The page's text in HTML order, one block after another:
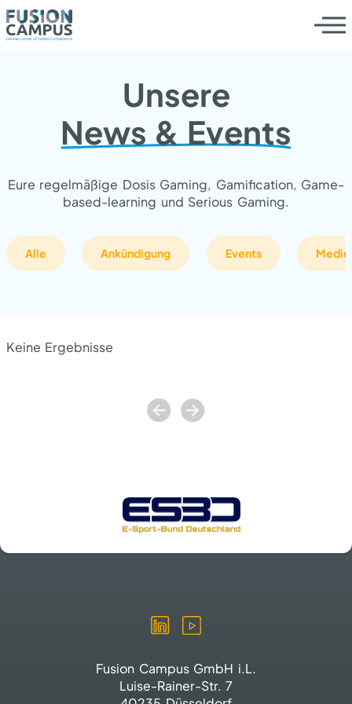
Leistungen
Insights
Unsere
News & Events
Eure regelmäßige Dosis Gaming, Gamification, Game-
based-learning und Serious Gaming.
Alle Ankündigung Events
Keine Ergebnisse
Fusion Campus GmbH i.L.
Luise-Rainer-Str. 7